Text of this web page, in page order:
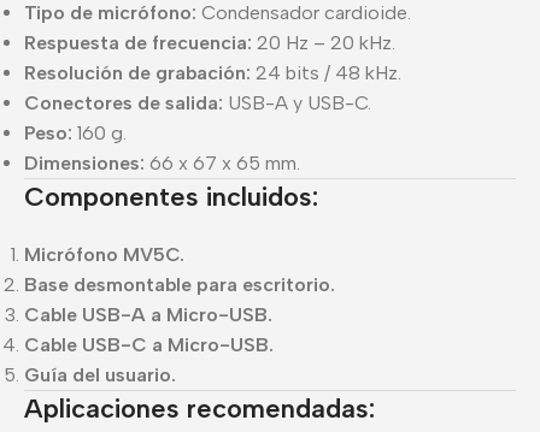
Tipo de micrófono: Condensador cardioide.
Respuesta de frecuencia: 20 Hz – 20 kHz.
Resolución de grabación: 24 bits / 48 kHz.
Conectores de salida: USB-A y USB-C.
Peso: 160 g.
Dimensiones: 66 x 67 x 65 mm.
Componentes incluidos:
Micrófono MV5C.
Base desmontable para escritorio.
Cable USB-A a Micro-USB.
Cable USB-C a Micro-USB.
Guía del usuario.
Aplicaciones recomendadas: